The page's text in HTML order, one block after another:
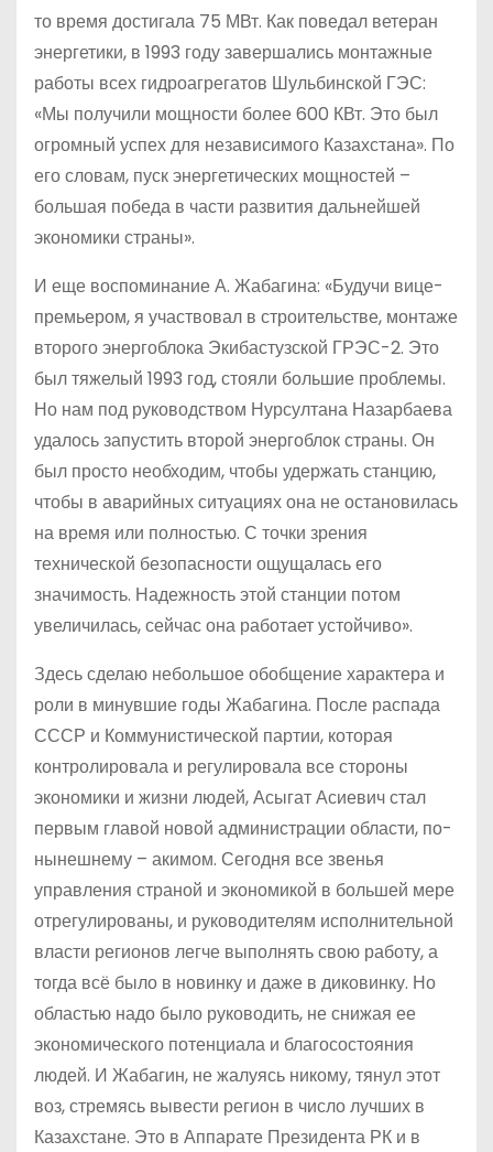
то время достигала 75 МВт. Как поведал ветеран
энергетики, в 1993 году завершались монтажные
работы всех гидроагрегатов Шульбинской ГЭС:
«Мы получили мощности более 600 КВт. Это был
огромный успех для независимого Казахстана». По
его словам, пуск энергетических мощностей –
большая победа в части развития дальнейшей
экономики страны».
И еще воспоминание А. Жабагина: «Будучи вице-
премьером, я участвовал в строительстве, монтаже
второго энергоблока Экибастузской ГРЭС-2. Это
был тяжелый 1993 год, стояли большие проблемы.
Но нам под руководством Нурсултана Назарбаева
удалось запустить второй энергоблок страны. Он
был просто необходим, чтобы удержать станцию,
чтобы в аварийных ситуациях она не остановилась
на время или полностью. С точки зрения
технической безопасности ощущалась его
значимость. Надежность этой станции потом
увеличилась, сейчас она работает устойчиво».
Здесь сделаю небольшое обобщение характера и
роли в минувшие годы Жабагина. После распада
СССР и Коммунистической партии, которая
контролировала и регулировала все стороны
экономики и жизни людей, Асыгат Асиевич стал
первым главой новой администрации области, по-
нынешнему – акимом. Сегодня все звенья
управления страной и экономикой в большей мере
отрегулированы, и руководителям исполнительной
власти регионов легче выполнять свою работу, а
тогда всё было в новинку и даже в диковинку. Но
областью надо было руководить, не снижая ее
экономического потенциала и благосостояния
людей. И Жабагин, не жалуясь никому, тянул этот
воз, стремясь вывести регион в число лучших в
Казахстане. Это в Аппарате Президента РК и в